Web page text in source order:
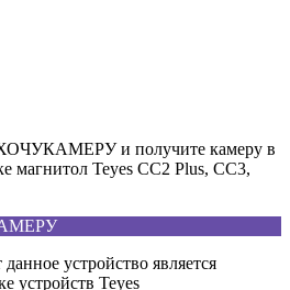
и получите камеру в
магнитол Teyes CC2 Plus, CC3,
устройство является
устройств Teyes